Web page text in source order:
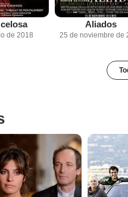
de 2018
Aliados
25 de noviembre de